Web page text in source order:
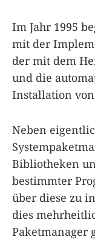
Im Jahr 1995
mit der
der mit dem
und die
Installation
Neben
Bibliotheken
bestimmter
über diese zu
dies
Paketmanager